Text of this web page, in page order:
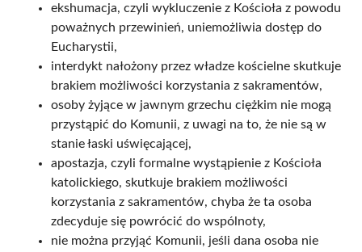
ekshumacja, czyli wykluczenie z Kościoła z powodu
poważnych przewinień, uniemożliwia dostęp do
Eucharystii,
interdykt nałożony przez władze kościelne skutkuje
brakiem możliwości korzystania z sakramentów,
osoby żyjące w jawnym grzechu ciężkim nie mogą
przystąpić do Komunii, z uwagi na to, że nie są w
stanie łaski uświęcającej,
apostazja, czyli formalne wystąpienie z Kościoła
katolickiego, skutkuje brakiem możliwości
korzystania z sakramentów, chyba że ta osoba
zdecyduje się powrócić do wspólnoty,
nie można przyjąć Komunii, jeśli dana osoba nie